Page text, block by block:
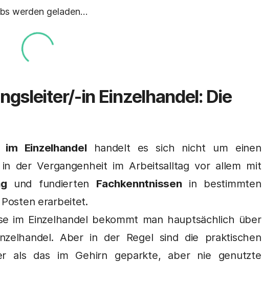
werden geladen…
in Einzelhandel: Die
Einzelhandelhandelt es sich nicht um einen
der Vergangenheit im Arbeitsalltag vor allem mit
und fundierten Fachkenntnissenin bestimmten
erarbeitet.
im Einzelhandel bekommt man hauptsächlich über
Aber in der Regel sind die praktischen
als das im Gehirn geparkte, aber nie genutzte